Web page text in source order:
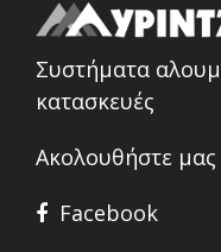
Συστήματα
κατασκευές
Ακολουθήστε μας
Facebook